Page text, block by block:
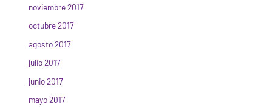
noviembre 2017
octubre 2017
agosto 2017
julio 2017
junio 2017
mayo 2017